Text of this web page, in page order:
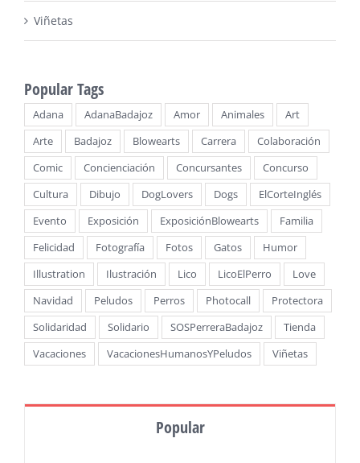
Viñetas
Popular Tags
Adana AdanaBadajoz Amor Animales
Art
Arte
Badajoz Blowearts Carrera
Colaboración
Comic
Concienciación Concursantes
Concurso
Cultura
Dibujo DogLovers Dogs
ElCorteInglés
Evento
Exposición ExposiciónBlowearts
Familia
Felicidad
Fotografía Fotos Gatos
Humor
Illustration
Ilustración Lico LicoElPerro
Love
Navidad
Peludos Perros Photocall
Protectora
Solidaridad
Solidario SOSPerreraBadajoz
Tienda
Vacaciones
VacacionesHumanosYPeludos Viñetas
Popular